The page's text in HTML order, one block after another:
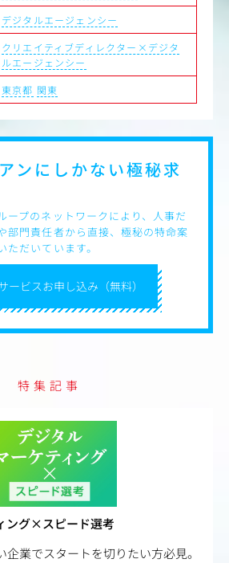
デジタルエージェンシー
クリエイティブディレクター×デジタ
ルエージェンシー
東京都 関東
ービスお申し込み（無料）
ンにしかない極秘求
ープのネットワークにより、人事だ
部門責任者から直接、極秘の特命案
だいています。
特集記事
ング×スピード選考
業でスタートを切りたい方必見。